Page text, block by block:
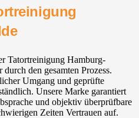
Tatortreinigung Hamburg-
den gesamten Prozess.
Umgang und geprüfte
Unsere Marke garantiert
und objektiv überprüfbare
Zeiten Vertrauen auf.